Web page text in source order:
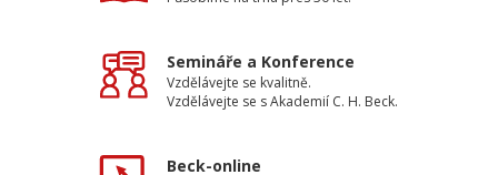
Semináře a Konference
Vzdělávejte se kvalitně.
Vzdělávejte se s Akademií C. H. Beck.
Beck-online